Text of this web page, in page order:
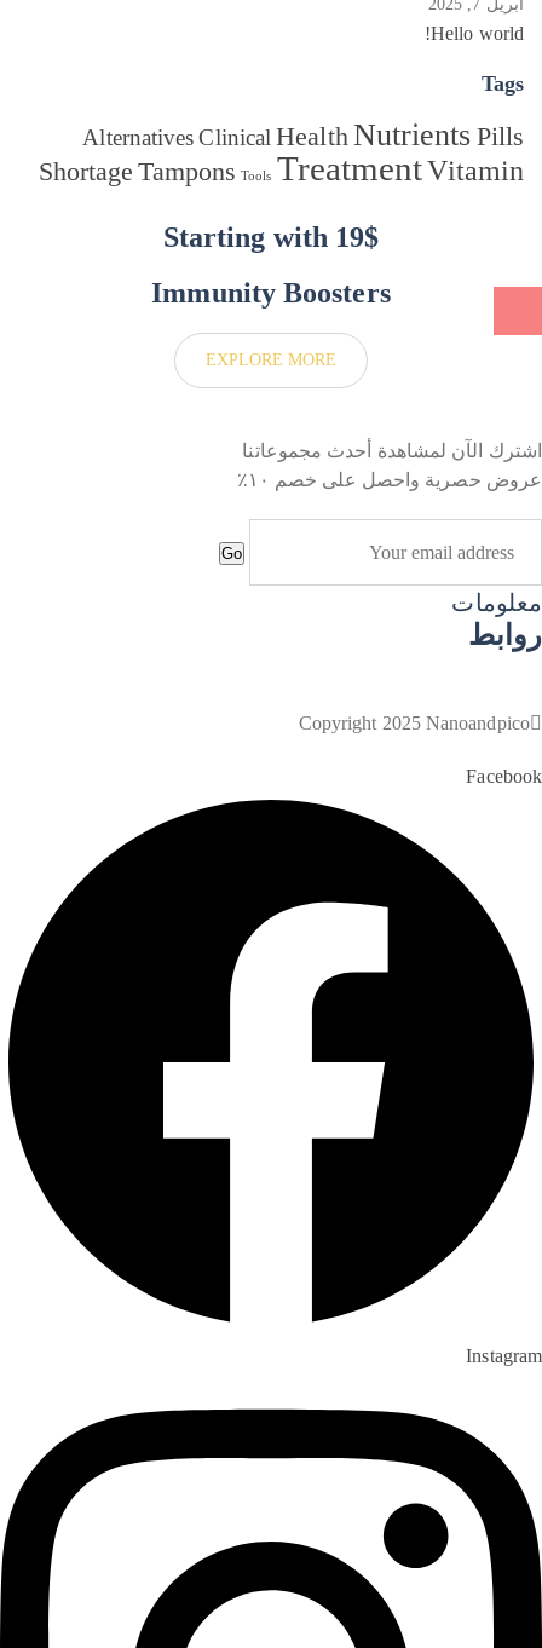
أبريل 7, 2025
Hello world!
Tags
Alternatives Clinical HealthNutrients Pills
Shortage Tampons Tools TreatmentVitamin
Starting with 19$
Immunity Boosters
EXPLORE MORE
اشترك الآن لمشاهدة أحدث مجموعاتنا
عروض حصرية واحصل على خصم ١٠٪
Go
معلومات
روابط
Copyright 2025 Nanoandpico
Facebook
Instagram